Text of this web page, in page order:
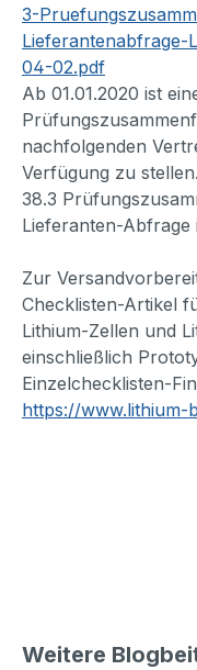
3-
Lieferantenabfrage-
04-02.pdf
Ab 01.01.2020 ist
nachfolgenden
Verfügung zu
38.3
Lieferanten-Abfrage
Zur
Checklisten-Artikel
Lithium-Zellen und
einschließlich
Einzelchecklisten-
https://www.lithium-
Weitere